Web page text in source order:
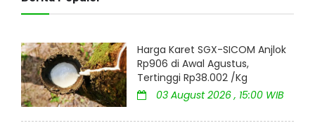
Harga Karet SGX-SICOM Anjlok
Rp906 di Awal Agustus,
Tertinggi Rp38.002 /Kg
03 August 2026 , 15:00 WIB